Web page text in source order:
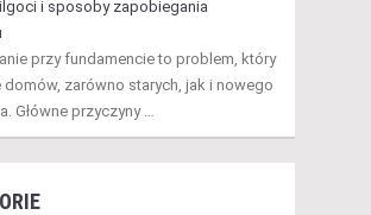
i sposoby zapobiegania
przy fundamencie to problem, który
domów, zarówno starych, jak i nowego
Główne przyczyny …